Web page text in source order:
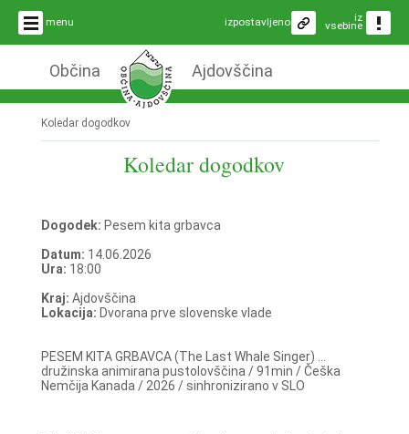
menu iz
vsebine
izpostavljeno
Občina Ajdovščina
Koledar dogodkov
Koledar dogodkov
Dogodek: Pesem kita grbavca
Datum: 14.06.2026
Ura: 18:00
Kraj: Ajdovščina
Lokacija: Dvorana prve slovenske vlade
PESEM KITA GRBAVCA (The Last Whale Singer) ...
družinska animirana pustolovščina / 91min / Češka
Nemčija Kanada / 2026 / sinhronizirano v SLO